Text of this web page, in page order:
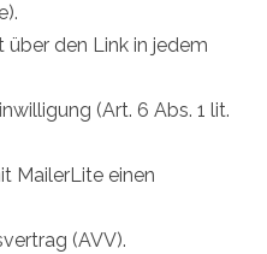
über den Link in jedem
(Art. 6 Abs. 1 lit.
MailerLite einen
(AVV).